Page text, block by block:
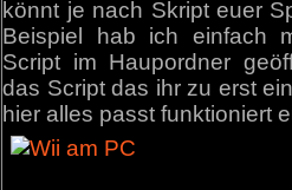
könnt je nach Skript euer
Beispiel hab ich einfach
Script im Haupordner
das Script das ihr zu erst
hier alles passt funktioniert